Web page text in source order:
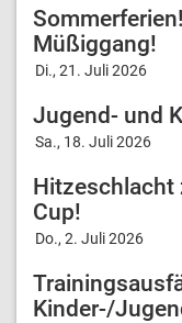
Müßiggang!
Di., 21. Juli 2026
Jugend- und
Sa., 18. Juli 2026
Hitzeschlacht
Cup!
Do., 2. Juli 2026
Kinder-/